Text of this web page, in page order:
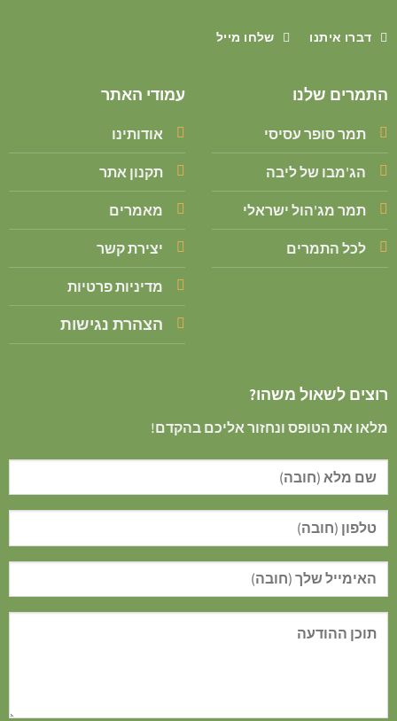
דברו איתנו שלחו מייל
התמרים שלנו
תמר סופר עסיסי
הג'מבו של ליבה
תמר מג'הול ישראלי
לכל התמרים
עמודי האתר
אודותינו
תקנון אתר
מאמרים
יצירת קשר
מדיניות פרטיות
הצהרת נגישות
רוצים לשאול משהו?
מלאו את הטופס ונחזור אליכם בהקדם!